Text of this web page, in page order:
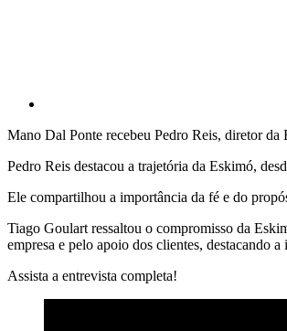
Mano Dal Ponte recebeu Pedro Reis, diretor
Pedro Reis destacou a trajetória da Eskimó,
Ele compartilhou a importância da fé e do
Tiago Goulart ressaltou o compromisso da
empresa e pelo apoio dos clientes, destacando
Assista a entrevista completa!